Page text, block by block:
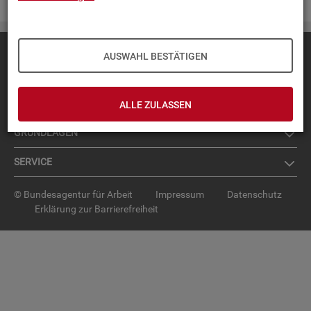
AUSWAHL BESTÄTIGEN
ALLE ZULASSEN
TOP-PRO­DUK­TE
IN­TER­AK­TI­VE STA­TIS­TI­KEN
GRUND­LA­GEN
SER­VICE
© Bundesagentur für Arbeit Impressum
Datenschutz
Erklärung zur Barrierefreiheit